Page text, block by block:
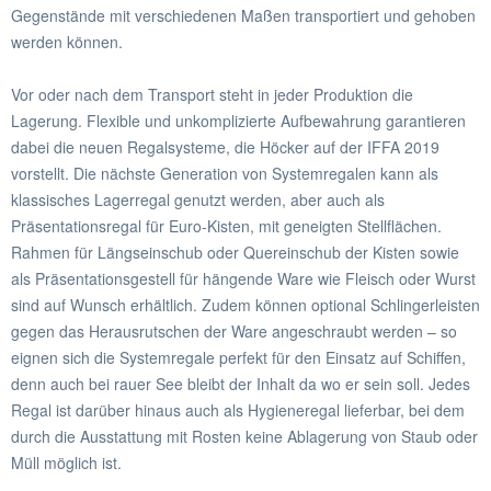
Gegenstände mit verschiedenen Maßen transportiert und gehoben
werden können.
Vor oder nach dem Transport steht in jeder Produktion die
Lagerung. Flexible und unkomplizierte Aufbewahrung garantieren
dabei die neuen Regalsysteme, die Höcker auf der IFFA 2019
vorstellt. Die nächste Generation von Systemregalen kann als
klassisches Lagerregal genutzt werden, aber auch als
Präsentationsregal für Euro-Kisten, mit geneigten Stellflächen.
Rahmen für Längseinschub oder Quereinschub der Kisten sowie
als Präsentationsgestell für hängende Ware wie Fleisch oder Wurst
sind auf Wunsch erhältlich. Zudem können optional Schlingerleisten
gegen das Herausrutschen der Ware angeschraubt werden – so
eignen sich die Systemregale perfekt für den Einsatz auf Schiffen,
denn auch bei rauer See bleibt der Inhalt da wo er sein soll. Jedes
Regal ist darüber hinaus auch als Hygieneregal lieferbar, bei dem
durch die Ausstattung mit Rosten keine Ablagerung von Staub oder
Müll möglich ist.